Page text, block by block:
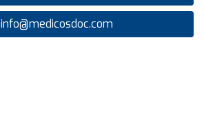
info@medicosdoc.com